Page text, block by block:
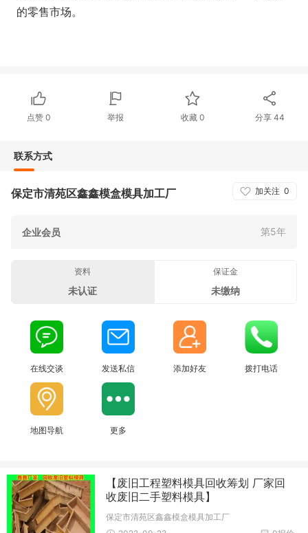
的零售市场。
点赞 0 举报 收藏 0 分享 44
联系方式
加关注 0
保定市清苑区鑫鑫模盒模具加工厂
企业会员 第5年
资料
未认证
保证金
未缴纳
在线交谈 发送私信 添加好友 拨打电话
地图导航 更多
【废旧工程塑料模具回收筹划 厂家回
收废旧二手塑料模具】
保定市清苑区鑫鑫模盒模具加工厂